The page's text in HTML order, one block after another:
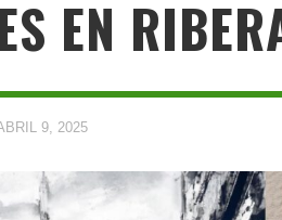
EN
9, 2025